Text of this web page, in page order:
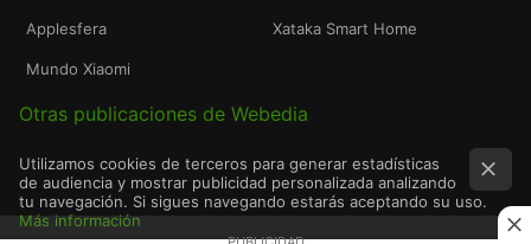
Applesfera Xataka Smart Home
Mundo Xiaomi
Otras publicaciones de Webedia
Utilizamos cookies de terceros para generar estadísticas
de audiencia y mostrar publicidad personalizada analizando
tu navegación. Si sigues navegando estarás aceptando su uso.
Más información